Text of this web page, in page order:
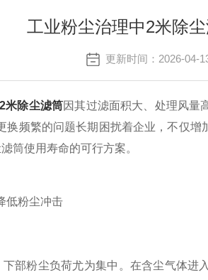
工业粉尘治理中2米除
更新时间：2026-
2米除尘滤筒因其过滤面积大、处理风量
换频繁的问题长期困扰着企业，不仅
筒使用寿命的可行方案。
粉尘冲击
粉尘负荷尤为集中。在含尘气体进